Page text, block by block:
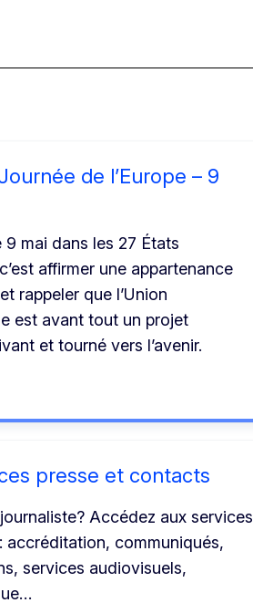
de l’Europe – 9
9 mai dans les 27 États
affirmer une appartenance
rappeler que l’Union
est avant tout un projet
et tourné vers l’avenir.
presse et contacts
Accédez aux services
accréditation, communiqués,
services audiovisuels,